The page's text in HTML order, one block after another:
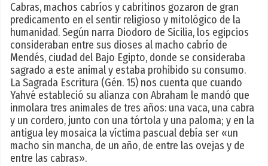
Cabras, machos cabríos y cabritinos gozaron de gran
predicamento en el sentir religioso y mitológico de la
humanidad. Según narra Diodoro de Sicilia, los egipcios
consideraban entre sus dioses al macho cabrío de
Mendés, ciudad del Bajo Egipto, donde se consideraba
sagrado a este animal y estaba prohibido su consumo.
La Sagrada Escritura (Gén. 15) nos cuenta que cuando
Yahvé estableció su alianza con Abraham le mandó que
inmolara tres animales de tres años: una vaca, una cabra
y un cordero, junto con una tórtola y una paloma; y en la
antigua ley mosaica la víctima pascual debía ser «un
macho sin mancha, de un año, de entre las ovejas y de
entre las cabras».